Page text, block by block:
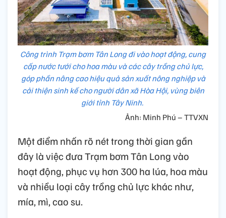
Công trình Trạm bơm Tân Long đi vào hoạt động, cung
cấp nước tưới cho hoa màu và các cây trồng chủ lực,
góp phần nâng cao hiệu quả sản xuất nông nghiệp và
cải thiện sinh kế cho người dân xã Hòa Hội, vùng biên
giới tỉnh Tây Ninh.
Ảnh: Minh Phú – TTVXN
Một điểm nhấn rõ nét trong thời gian gần
đây là việc đưa Trạm bơm Tân Long vào
hoạt động, phục vụ hơn 300 ha lúa, hoa màu
và nhiều loại cây trồng chủ lực khác như,
mía, mì, cao su.